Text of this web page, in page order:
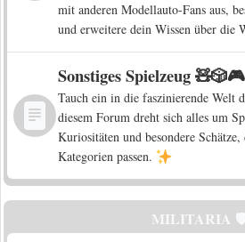
mit anderen Modellauto-Fans aus,
und erweitere dein Wissen über die
Sonstiges Spielzeug 🧸🎲🎮
Tauch ein in die faszinierende Welt
diesem Forum dreht sich alles um
Kuriositäten und besondere
Kategorien passen.
MILITARIA